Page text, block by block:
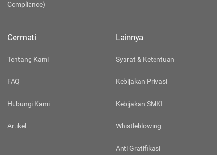
Compliance)
Cermati
Tentang Kami
FAQ
Hubungi Kami
Artikel
Lainnya
Syarat & Ketentuan
Kebijakan Privasi
Kebijakan SMKI
Whistleblowing
Anti Gratifikasi